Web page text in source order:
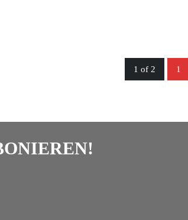
1 of 2 1